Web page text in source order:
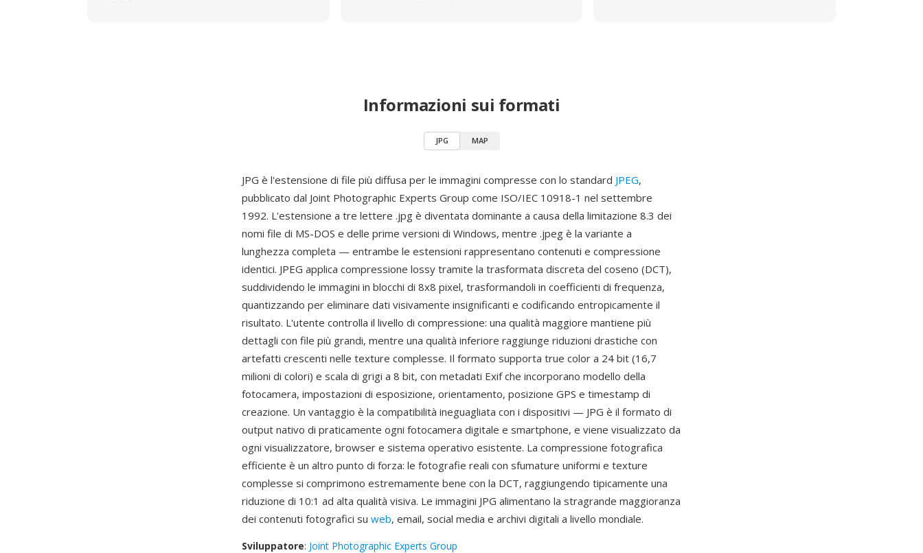
Informazioni sui formati
JPG MAP
JPG è l'estensione di file più diffusa per le immagini compresse con lo standard JPEG,
pubblicato dal Joint Photographic Experts Group come ISO/IEC 10918-1 nel settembre
1992. L'estensione a tre lettere .jpg è diventata dominante a causa della limitazione 8.3 dei
nomi file di MS-DOS e delle prime versioni di Windows, mentre .jpeg è la variante a
lunghezza completa — entrambe le estensioni rappresentano contenuti e compressione
identici. JPEG applica compressione lossy tramite la trasformata discreta del coseno (DCT),
suddividendo le immagini in blocchi di 8x8 pixel, trasformandoli in coefficienti di frequenza,
quantizzando per eliminare dati visivamente insignificanti e codificando entropicamente il
risultato. L'utente controlla il livello di compressione: una qualità maggiore mantiene più
dettagli con file più grandi, mentre una qualità inferiore raggiunge riduzioni drastiche con
artefatti crescenti nelle texture complesse. Il formato supporta true color a 24 bit (16,7
milioni di colori) e scala di grigi a 8 bit, con metadati Exif che incorporano modello della
fotocamera, impostazioni di esposizione, orientamento, posizione GPS e timestamp di
creazione. Un vantaggio è la compatibilità ineguagliata con i dispositivi — JPG è il formato di
output nativo di praticamente ogni fotocamera digitale e smartphone, e viene visualizzato da
ogni visualizzatore, browser e sistema operativo esistente. La compressione fotografica
efficiente è un altro punto di forza: le fotografie reali con sfumature uniformi e texture
complesse si comprimono estremamente bene con la DCT, raggiungendo tipicamente una
riduzione di 10:1 ad alta qualità visiva. Le immagini JPG alimentano la stragrande maggioranza
dei contenuti fotografici su web, email, social media e archivi digitali a livello mondiale.
Sviluppatore: Joint Photographic Experts Group